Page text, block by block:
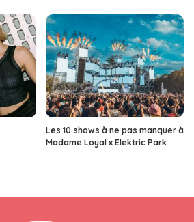
Les 10 shows à ne pas manquer à
Madame Loyal x Elektric Park